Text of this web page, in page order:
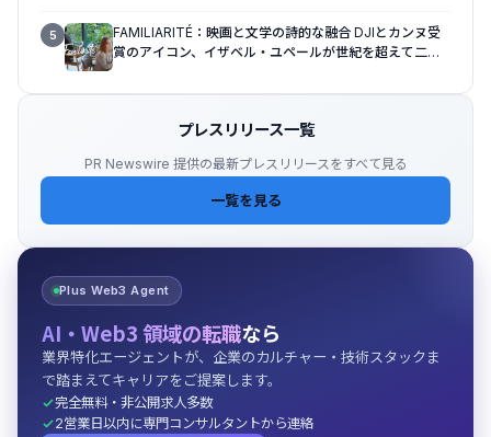
5
FAMILIARITÉ：映画と文学の詩的な融合 DJIとカンヌ受
賞のアイコン、イザベル・ユペールが世紀を超えて二人
影
プレスリリース一覧
PR Newswire 提供の最新プレスリリースをすべて見る
一覧を見る
Plus Web3 Agent
AI・Web3 領域の転職なら
業界特化エージェントが、企業のカルチャー・技術スタックま
で踏まえてキャリアをご提案します。
完全無料・非公開求人多数
2営業日以内に専門コンサルタントから連絡